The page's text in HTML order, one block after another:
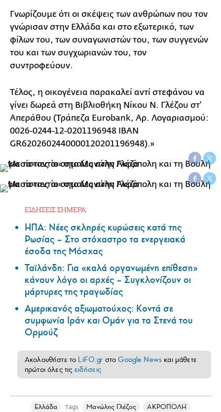
Γνωρίζουμε ότι οι σκέψεις των ανθρώπων που τον
γνώρισαν στην Ελλάδα και στο εξωτερικό, των
φίλων του, των συναγωνιστών του, των συγγενών
του και των συγχωριανών του, τον
συντροφεύουν.
Τέλος, η οικογένεια παρακαλεί αντί στεφάνου να
γίνει δωρεά στη Βιβλιοθήκη Νίκου Ν. Γλέζου στ'
Απεράθου (Τράπεζα Εurobank, Αρ. Λογαριασμού:
0026-0244-12-0201196948 IBAN
GR6202602440000120201196948).»
ΕΙΔΗΣΕΙΣ ΣΗΜΕΡΑ:
ΗΠΑ: Nέες σκληρές κυρώσεις κατά της
Ρωσίας – Στο στόχαστρο τα ενεργειακά
έσοδα της Μόσχας
Ταϊλάνδη: Για «καλά οργανωμένη επίθεση»
κάνουν λόγο οι αρχές – Συγκλονίζουν οι
μάρτυρες της τραγωδίας
Αμερικανός αξιωματούχος: Κοντά σε
συμφωνία Ιράν και Ομάν για τα Στενά του
Ορμούζ
Ακολουθήστε το LiFO.gr στοGoogle News και μάθετε
πρώτοι όλες τις ειδήσεις
Ελλάδα Tags Μανώλης Γλέζος
ΑΚΡΟΠΟΛΗ